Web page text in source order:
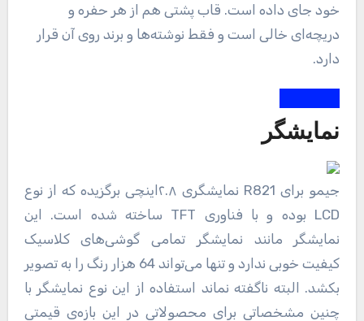
خود جای داده است. قاب پشتی هم از هر حفره و
دریچه‌ای خالی است و فقط نوشته‌ها و برند روی آن قرار
دارد.
نمایشگر
جیمو برای R821 نمایشگری ۲.۸اینچی برگزیده که از نوع
LCD بوده و با فناوری TFT ساخته شده است. این
نمایشگر مانند نمایشگر تمامی گوشی‌های کلاسیک
کیفیت خوبی ندارد و تنها می‌تواند 64 هزار رنگ را به تصویر
بکشد. البته ناگفته نماند استفاده از این نوع نمایشگر با
چنین مشخصاتی برای محصولاتی در این بازه‌ی قیمتی